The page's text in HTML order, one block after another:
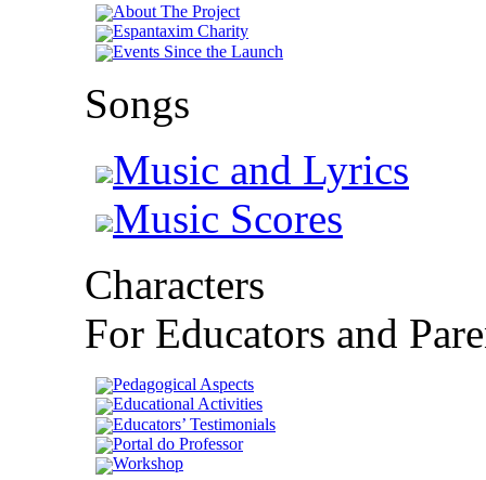
About The Project
Espantaxim Charity
Events Since the Launch
Songs
Music and Lyrics
Music Scores
Characters
For Educators and
Pedagogical Aspects
Educational Activities
Educators’ Testimonials
Portal do Professor
Workshop